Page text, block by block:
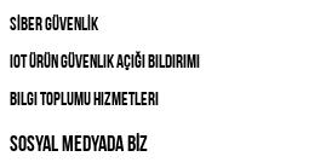
SİBER GÜVENLİK
IOT Ürün Güvenlik Açığı Bildirimi
Bilgi Toplumu Hizmetleri
SOSYAL MEDYADA BİZ